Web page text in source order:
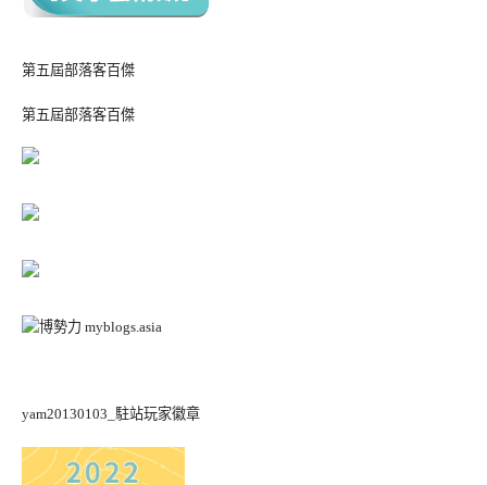
第五屆部落客百傑
第五屆部落客百傑
yam20130103_駐站玩家徽章